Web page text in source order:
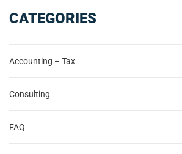
CATEGORIES
Accounting – Tax
Consulting
FAQ